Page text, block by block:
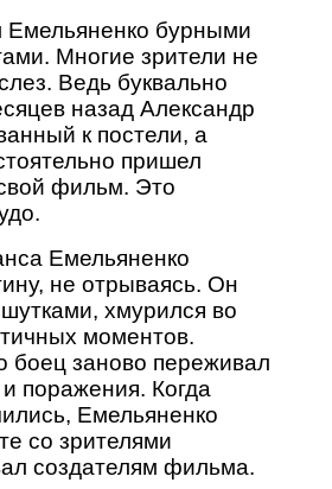
Емельяненко бурными
Многие зрители не
Ведь буквально
назад Александр
к постели, а
пришел
фильм. Это
Емельяненко
не отрываясь. Он
хмурился во
моментов.
боец заново переживал
поражения. Когда
Емельяненко
со зрителями
создателям фильма.